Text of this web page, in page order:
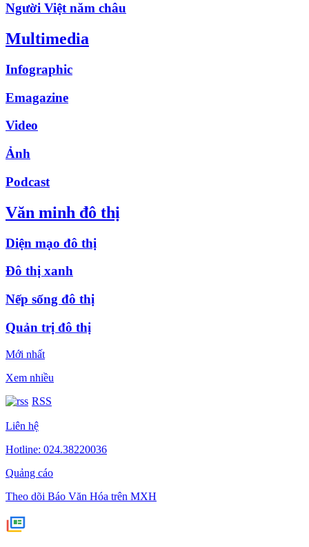
Người Việt năm châu
Multimedia
Infographic
Emagazine
Video
Ảnh
Podcast
Văn minh đô thị
Diện mạo đô thị
Đô thị xanh
Nếp sống đô thị
Quản trị đô thị
Mới nhất
Xem nhiều
RSS
Liên hệ
Hotline: 024.38220036
Quảng cáo
Theo dõi Báo Văn Hóa trên MXH